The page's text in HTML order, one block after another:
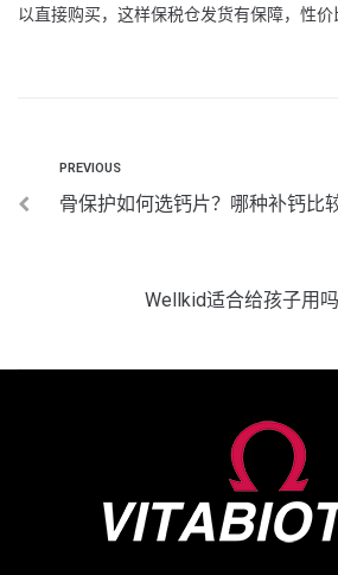
以直接购买，这样保税仓发货有保障，性价
PREVIOUS
骨保护如何选钙片？哪种补钙比
Wellkid适合给孩子用